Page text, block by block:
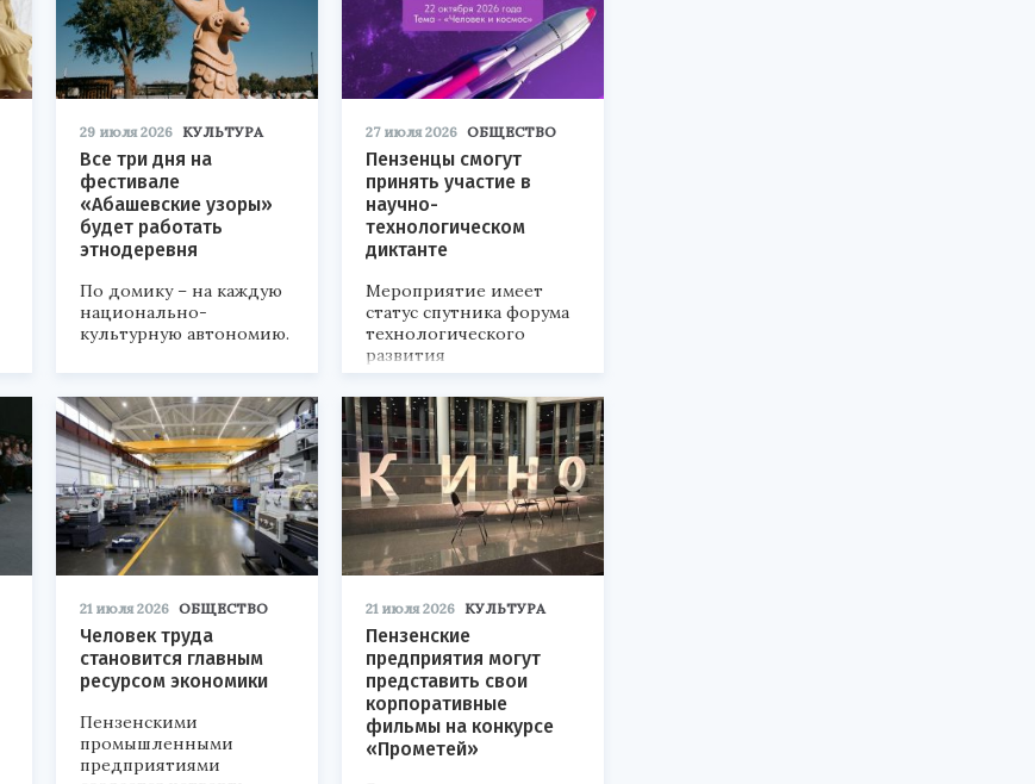
29 июля 2026 КУЛЬТУРА
Все три дня на
фестивале
«Абашевские узоры»
будет работать
этнодеревня
По домику – на каждую
национально-
культурную автономию.
27 июля 2026 ОБЩЕСТВО
Пензенцы смогут
принять участие в
научно-
технологическом
диктанте
Мероприятие имеет
статус спутника форума
технологического
развития
«Технопром-2026».
21 июля 2026 ОБЩЕСТВО
Человек труда
становится главным
ресурсом экономики
Пензенскими
промышленными
предприятиями
21 июля 2026 КУЛЬТУРА
Пензенские
предприятия могут
представить свои
корпоративные
фильмы на конкурсе
«Прометей»